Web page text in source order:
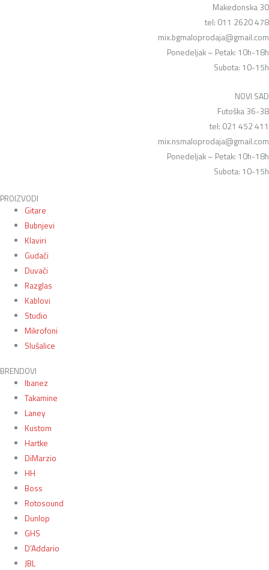
Makedonska 30
tel: 011 2620 478
mix.bgmaloprodaja@gmail.com
Ponedeljak – Petak: 10h-18h
Subota: 10-15h
NOVI SAD
Futoška 36-38
tel: 021 452 411
mix.nsmaloprodaja@gmail.com
Ponedeljak – Petak: 10h-18h
Subota: 10-15h
PROIZVODI
Gitare
Bubnjevi
Klaviri
Gudači
Duvači
Razglas
Kablovi
Studio
Mikrofoni
Slušalice
BRENDOVI
Ibanez
Takamine
Laney
Kustom
Hartke
DiMarzio
HH
Boss
Rotosound
Dunlop
GHS
D’Addario
JBL